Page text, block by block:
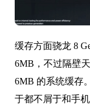
缓存方面骁龙 8
6MB，不过隔壁
6MB 的系统缓存
于都不屑于和手机